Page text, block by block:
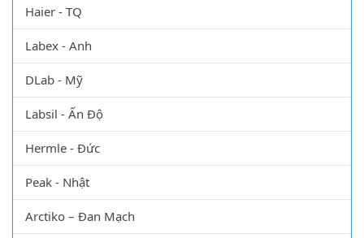
Haier - TQ
Labex - Anh
DLab - Mỹ
Labsil - Ấn Độ
Hermle - Đức
Peak - Nhật
Arctiko – Đan Mạch